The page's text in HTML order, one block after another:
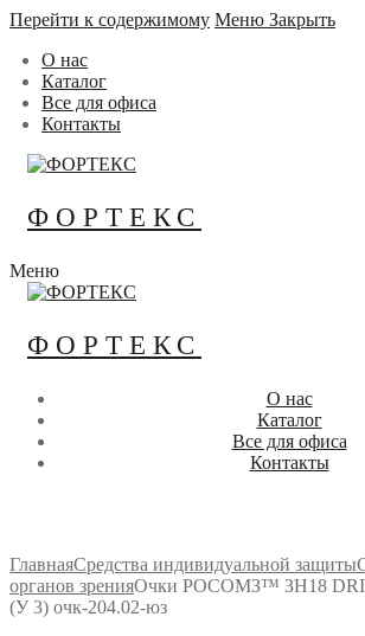
Перейти к содержимому Меню Закрыть
О нас
Каталог
Все для офиса
Контакты
ФОРТЕКС
Меню
ФОРТЕКС
О нас
Каталог
Все для офиса
Контакты
ГлавнаяСредства индивидуальной защиты
органов зренияОчки РОСОМЗ™ ЗН18
(У 3) очк-204.02-юз